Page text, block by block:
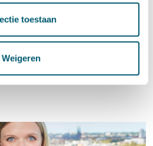
toestaan
Weigeren
ene-mail